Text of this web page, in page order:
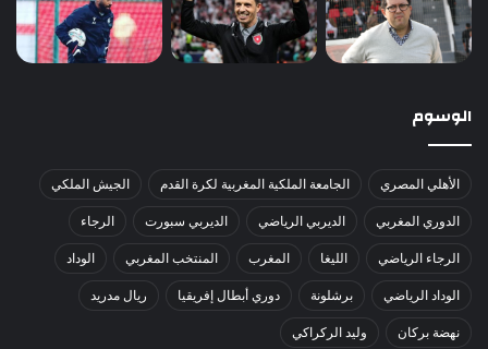
الوسوم
الأهلي المصري الجامعة الملكية المغربية لكرة القدم الجيش الملكي
الدوري المغربي الديربي الرياضي الديربي سبورت الرجاء
الرجاء الرياضي الليغا المغرب المنتخب المغربي الوداد
الوداد الرياضي برشلونة دوري أبطال إفريقيا ريال مدريد
نهضة بركان وليد الركراكي